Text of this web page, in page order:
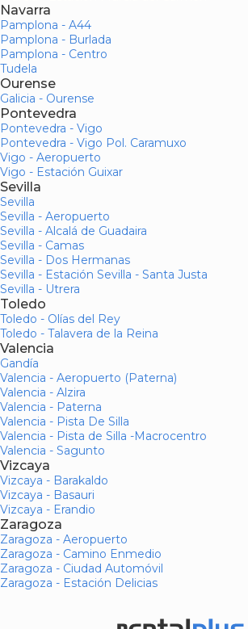
Navarra
Pamplona - A44
Pamplona - Burlada
Pamplona - Centro
Tudela
Ourense
Galicia - Ourense
Pontevedra
Pontevedra - Vigo
Pontevedra - Vigo Pol. Caramuxo
Vigo - Aeropuerto
Vigo - Estación Guixar
Sevilla
Sevilla
Sevilla - Aeropuerto
Sevilla - Alcalá de Guadaira
Sevilla - Camas
Sevilla - Dos Hermanas
Sevilla - Estación Sevilla - Santa Justa
Sevilla - Utrera
Toledo
Toledo - Olías del Rey
Toledo - Talavera de la Reina
Valencia
Gandía
Valencia - Aeropuerto (Paterna)
Valencia - Alzira
Valencia - Paterna
Valencia - Pista De Silla
Valencia - Pista de Silla -Macrocentro
Valencia - Sagunto
Vizcaya
Vizcaya - Barakaldo
Vizcaya - Basauri
Vizcaya - Erandio
Zaragoza
Zaragoza - Aeropuerto
Zaragoza - Camino Enmedio
Zaragoza - Ciudad Automóvil
Zaragoza - Estación Delicias